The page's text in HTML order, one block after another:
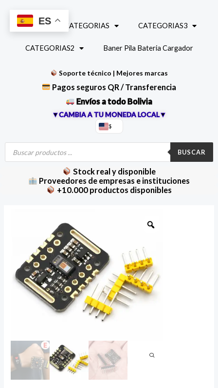
contenido
INICIO CATEGORIAS CATEGORIAS3
CATEGORIAS2 Baner Pila Bateria Cargador
Soporte técnico | Mejores marcas
Pagos seguros QR / Transferencia
Envíos a todo Bolivia
▼CAMBIA A TU MONEDA LOCAL▼
$
Búsqueda
productos
BUSCAR
Stock real y disponible
Proveedores de empresas e instituciones
+10.000 productos disponibles
Corazón
con
Precisión
Profesional!
MAX30102
Ritmo
Vital
ES